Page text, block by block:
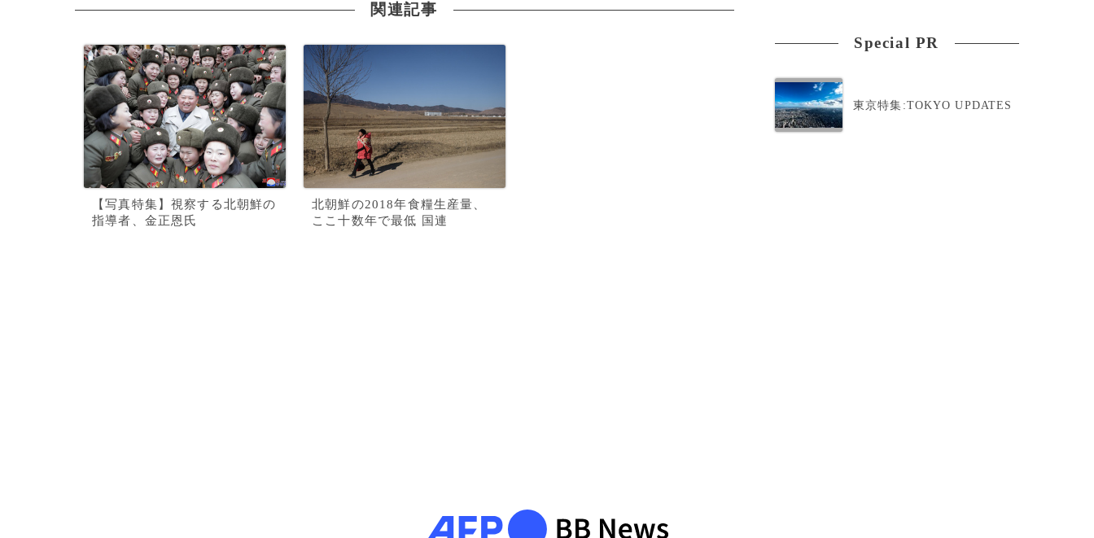
関連記事
【写真特集】視察する北朝鮮の
指導者、金正恩氏
北朝鮮の2018年食糧生産量、
ここ十数年で最低 国連
Special PR
東京特集:TOKYO UPDATES